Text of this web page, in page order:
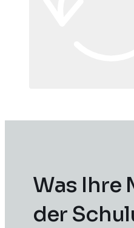
Was Ihre
der